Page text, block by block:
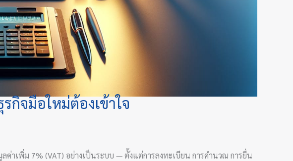
กิจมือใหม่ต้องเข้าใจ
ค่าเพิ่ม 7% (VAT) อย่างเป็นระบบ — ตั้งแต่การลงทะเบียน การคำนวณ การยื่น